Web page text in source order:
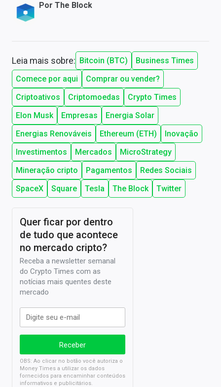
Por The Block
Leia mais sobre: Bitcoin (BTC)
Business Times
Comece por aqui
Comprar ou vender?
Criptoativos
Criptomoedas
Crypto Times
Elon Musk
Empresas
Energia Solar
Energias Renováveis
Ethereum (ETH)
Inovação
Investimentos
Mercados
MicroStrategy
Mineração cripto
Pagamentos
Redes Sociais
SpaceX
Square Tesla The Block Twitter
Quer ficar por dentro
de tudo que acontece
no mercado cripto?
Receba a newsletter semanal
do Crypto Times com as
notícias mais quentes deste
mercado
OBS: Ao clicar no botão você autoriza o
Money Times a utilizar os dados
fornecidos para encaminhar conteúdos
informativos e publicitários.